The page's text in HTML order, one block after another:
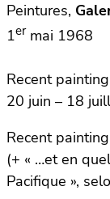
Peintures,
1ermai 1968
Recent
20 juin – 18
Recent
(+ « …et en
Pacifique »,